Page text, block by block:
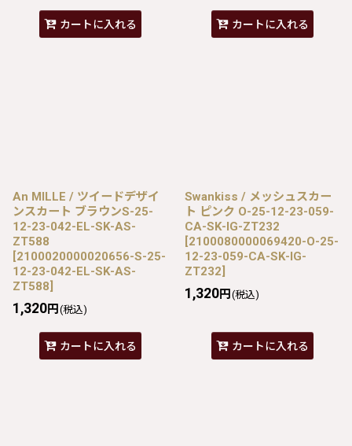
カートに入れる カートに入れる
An MILLE / ツイードデザイ
ンスカート ブラウンS-25-
12-23-042-EL-SK-AS-
ZT588
[2100020000020656-S-25-
12-23-042-EL-SK-AS-
ZT588]
1,320円 (税込)
カートに入れる
Swankiss / メッシュスカー
ト ピンク O-25-12-23-059-
CA-SK-IG-ZT232
[2100080000069420-O-25-
12-23-059-CA-SK-IG-
ZT232]
1,320円 (税込)
カートに入れる